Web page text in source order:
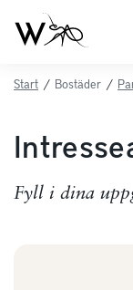
Start / Bostäder /
Fyll i dina